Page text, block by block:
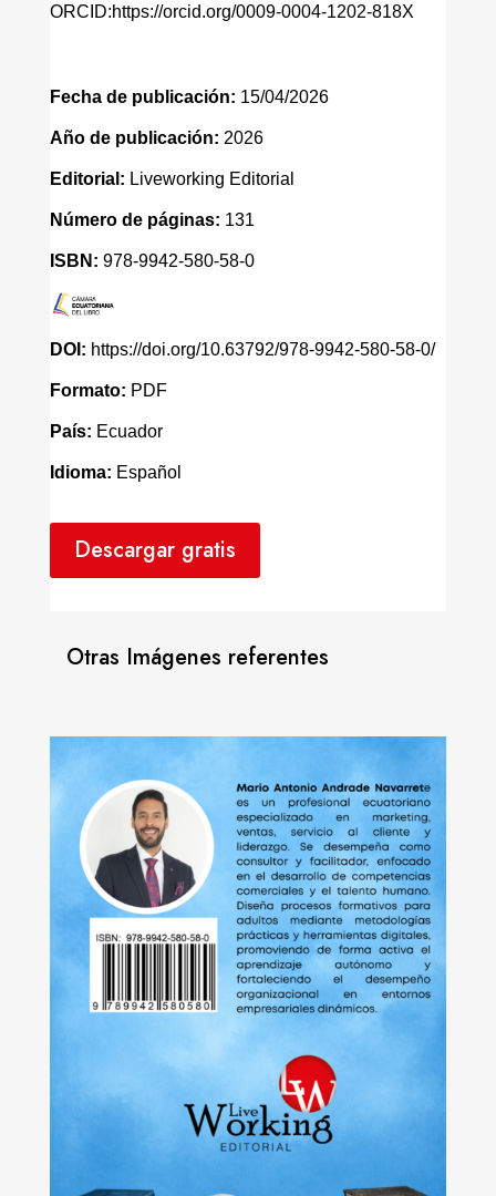
ORCID:https://orcid.org/0009-0004-1202-818X
Fecha de publicación: 15/04/2026
Año de publicación: 2026
Editorial: Liveworking Editorial
Número de páginas: 131
ISBN: 978-9942-580-58-0
DOI: https://doi.org/10.63792/978-9942-580-58-0/
Formato: PDF
País: Ecuador
Idioma: Español
Descargar gratis
Otras Imágenes referentes